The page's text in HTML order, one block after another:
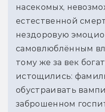
насекомых,
естественной
нездоровую
самовлюблённым
тому же за век
истощились:
обустраивать
заброшенном